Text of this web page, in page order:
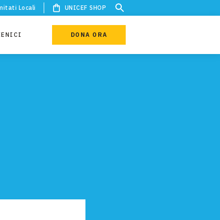
Locali UNICEF SHOP
DONA ORA